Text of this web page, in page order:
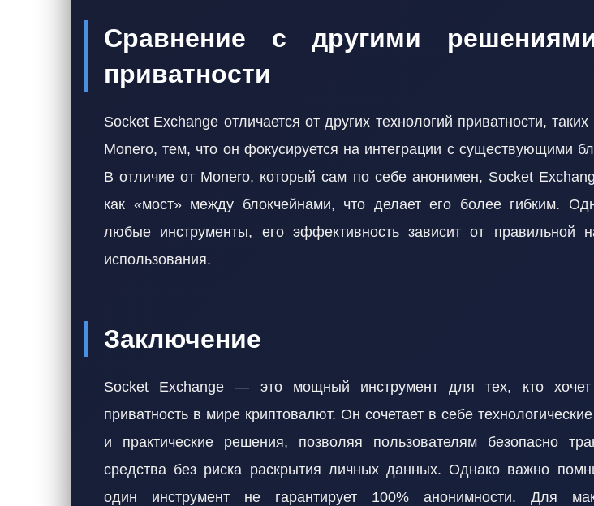
Сравнение с другими
приватности
Socket Exchange отличается от других технологий приватности, таких
Monero, тем, что он фокусируется на интеграции с существующими
В отличие от Monero, который сам по себе анонимен, Socket
как «мост» между блокчейнами, что делает его более гибким.
любые инструменты, его эффективность зависит от правильной
использования.
Заключение
Socket Exchange — это мощный инструмент для тех, кто хочет
приватность в мире криптовалют. Он сочетает в себе
и практические решения, позволяя пользователям безопасно
средства без риска раскрытия личных данных. Однако важно
один инструмент не гарантирует 100% анонимности. Для